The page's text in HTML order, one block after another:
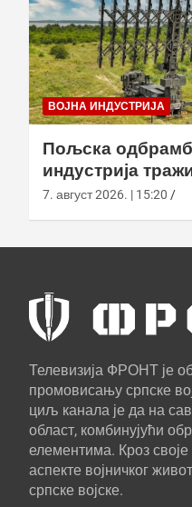
ВОЈНА ИНДУСТРИЈА
Пољска
индустрија
европском
7. август 2026. | 15:20
Телевизија ФРОНТ је
промовисању српске
циљ канала је да на
област, комбинујући
елементима. Кроз
аспекте војничког
српске војске.